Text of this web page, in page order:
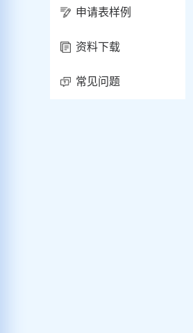
申请表样例
资料下载
常见问题